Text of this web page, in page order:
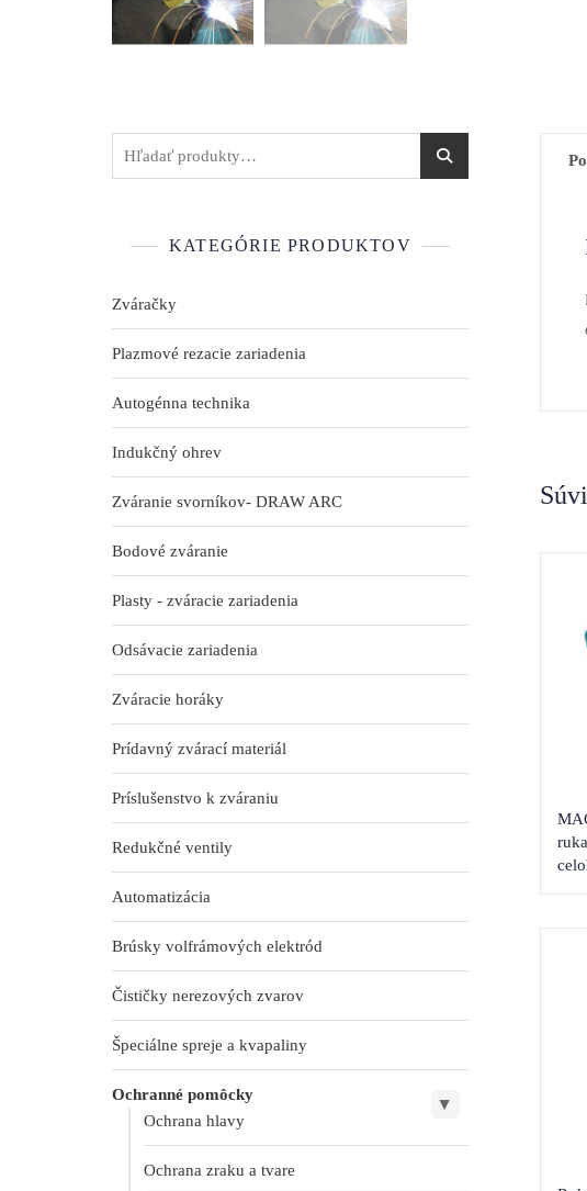
KATEGÓRIE PRODUKTOV
Zváračky
Plazmové rezacie zariadenia
Autogénna technika
Indukčný ohrev
Zváranie svorníkov- DRAW ARC
Bodové zváranie
Plasty - zváracie zariadenia
Odsávacie zariadenia
Zváracie horáky
Prídavný zvárací materiál
Príslušenstvo k zváraniu
Redukčné ventily
Automatizácia
Brúsky volfrámových elektród
Čističky nerezových zvarov
Špeciálne spreje a kvapaliny
▶
Ochranné pomôcky
Ochrana hlavy
Ochrana zraku a tvare